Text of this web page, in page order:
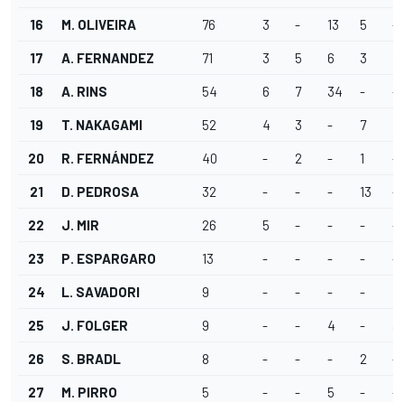
16 M. OLIVEIRA 76 3 - 13 5 -
17 A. FERNANDEZ 71 3 5 6 3
18 A. RINS 54 6 7 34 - -
19 T. NAKAGAMI 52 4 3 - 7
20 R. FERNÁNDEZ 40 - 2 - 1 -
21 D. PEDROSA 32 - - - 13 -
22 J. MIR 26 5 - - - -
23 P. ESPARGARO 13 - - - - -
24 L. SAVADORI 9 - - - -
25 J. FOLGER 9 - - 4 -
26 S. BRADL 8 - - - 2 -
27 M. PIRRO 5 - - 5 - -